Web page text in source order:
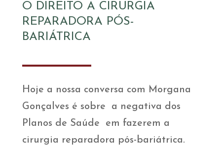
O DIREITO A CIRURGIA
REPARADORA PÓS-
BARIÁTRICA
Hoje a nossa conversa com Morgana
Gonçalves é sobre a negativa dos
Planos de Saúde em fazerem a
cirurgia reparadora pós-bariátrica.